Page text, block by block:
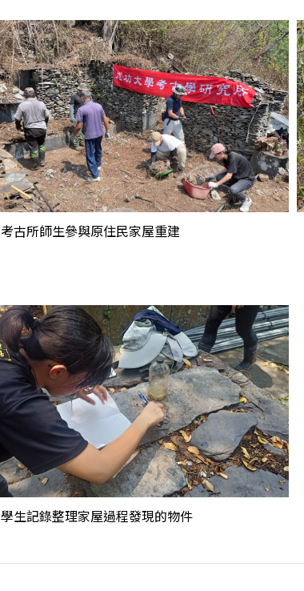
考古所師生參與原住民家屋重建
學生記錄整理家屋過程發現的物件